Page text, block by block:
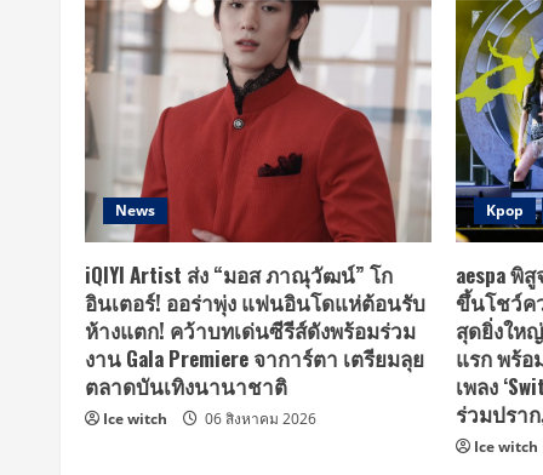
News
iQIYI Artist ส่ง “มอส ภาณุวัฒน์” โก
อินเตอร์! ออร่าพุ่ง แฟนอินโดแห่ต้อนรับ
ห้างแตก! คว้าบทเด่นซีรีส์ดังพร้อมร่วม
งาน Gala Premiere จาการ์ตา เตรียมลุย
ตลาดบันเทิงนานาชาติ
Ice witch 06 สิงหาคม 2026
Kpop
aespa พิ
ขึ้นโชว์ค
สุดยิ่งใหญ่
แรก พร้อ
เพลง
ร่วมปรา
Ice witch